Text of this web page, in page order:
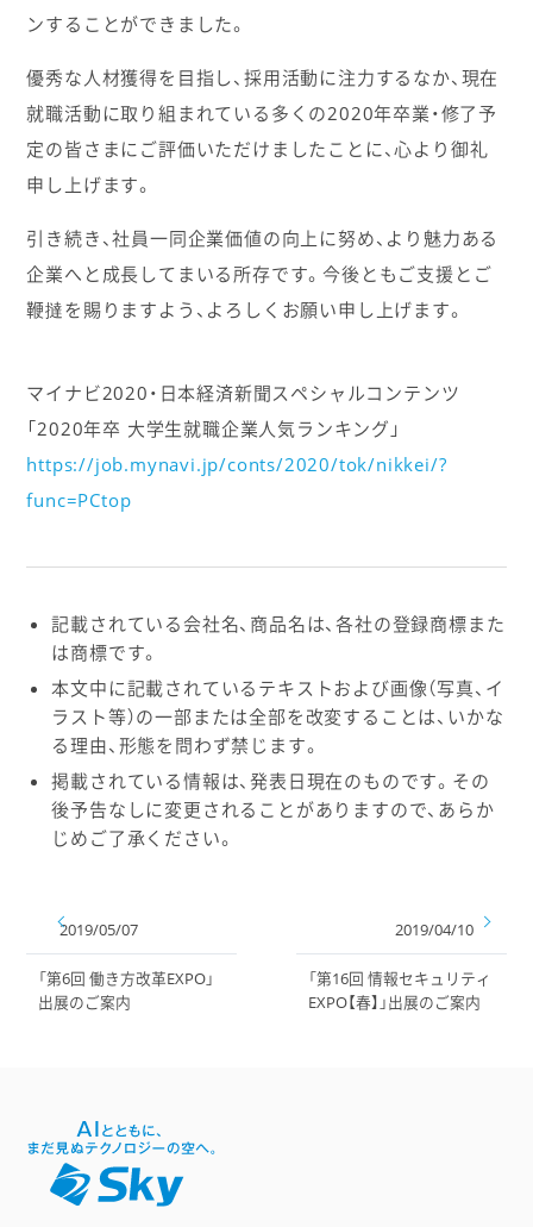
ンすることができました。
優秀な人材獲得を目指し、採用活動に注力するなか、現在
就職活動に取り組まれている多くの2020年卒業・修了予
定の皆さまにご評価いただけましたことに、心より御礼
申し上げます。
引き続き、社員一同企業価値の向上に努め、より魅力ある
企業へと成長してまいる所存です。今後ともご支援とご
鞭撻を賜りますよう、よろしくお願い申し上げます。
マイナビ2020・日本経済新聞スペシャルコンテンツ
「2020年卒 大学生就職企業人気ランキング」
https://job.mynavi.jp/conts/2020/tok/nikkei/?
func=PCtop
記載されている会社名、商品名は、各社の登録商標また
は商標です。
本文中に記載されているテキストおよび画像（写真、イ
ラスト等）の一部または全部を改変することは、いかな
る理由、形態を問わず禁じます。
掲載されている情報は、発表日現在のものです。その
後予告なしに変更されることがありますので、あらか
じめご了承ください。
2019/05/07
「第6回 働き方改革EXPO」
出展のご案内
2019/04/10
「第16回 情報セキュリティ
EXPO【春】」出展のご案内